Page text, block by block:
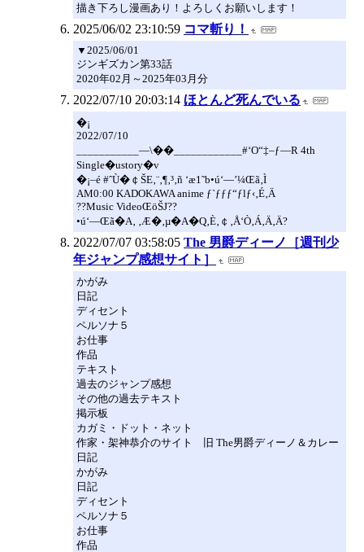
描き下ろし漫画あり！よろしくお願いします！
2025/06/02 23:10:59 コマ斬り！
▼2025/06/01
ジンギズカン第33話
2020年02月～2025年03月分
2022/07/10 20:03:14 ほとんど死んでいる
�¡
2022/07/10
___________—\��____________#‘O“‡–ƒ—R 4th
Single�ustory�v
�¡–é #ˆÙ�￠ŠE‚¨‚¶‚³‚ñ ‘æ1˜b•ú‘—’¼Œã‚Ì
AM0:00 KADOKAWA anime ƒ`ƒƒƒ“ƒlƒ‹‚É‚Ä
??Music VideoŒöŠJ??
•ú‘—Œã�A‚ ‚Æ�­‚µ�A�Q‚È‚￠‚Å‘Ò‚Á‚Ä‚Ä?
2022/07/07 03:58:05 The 男爵ディーノ［週刊少
年ジャンプ感想サイト］
かがみ
日記
ディセント
ペルソナ５
お仕事
作品
テキスト
過去のジャンプ感想
その他の過去テキスト
掲示板
カガミ・ドット・ネット
作家・架神恭介のサイト 旧 The男爵ディーノ＆カレー
日記
かがみ
日記
ディセント
ペルソナ５
お仕事
作品